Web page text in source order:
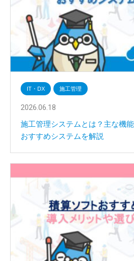
IT・DX 施工管理
2026.06.18
施工管理システムとは？主な機
おすすめシステムを解説